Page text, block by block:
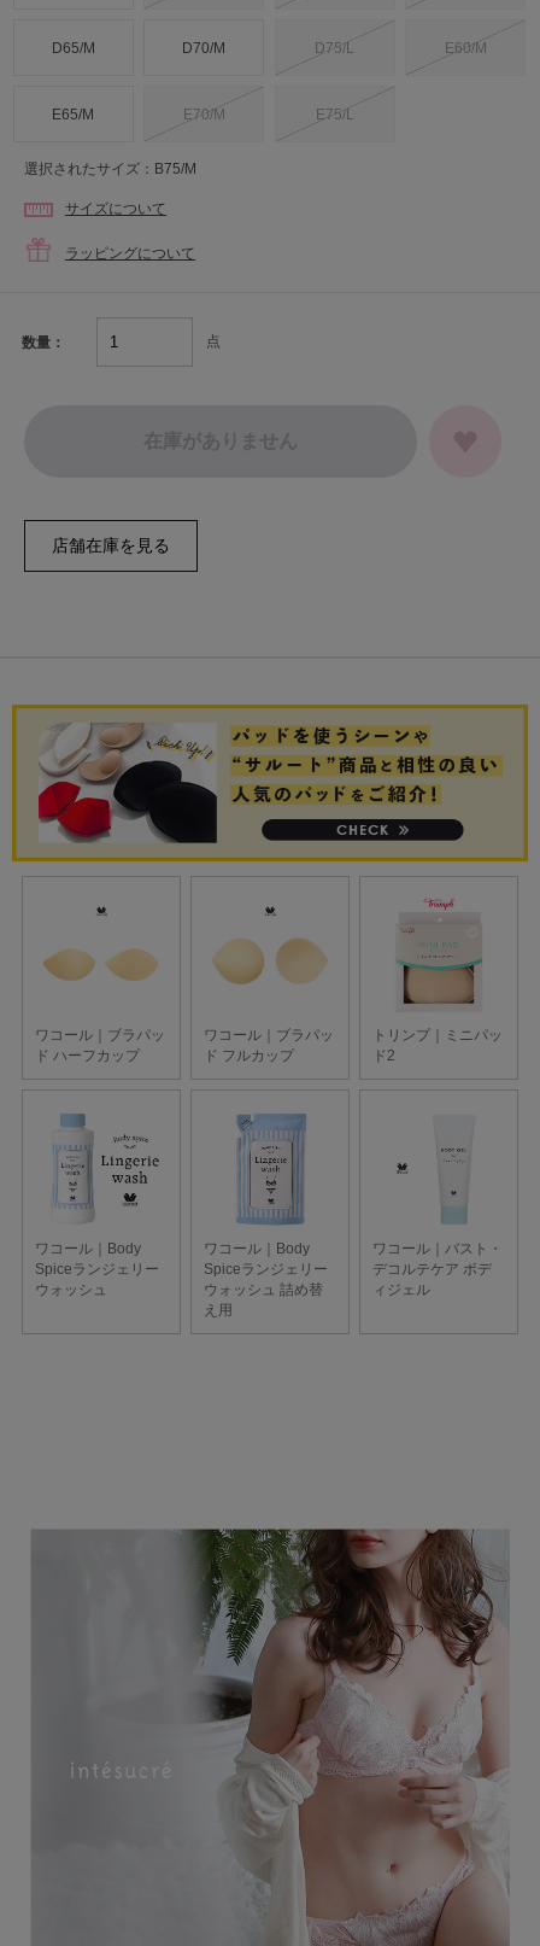
D65/M D70/M D75/L E60/M
E65/M E70/M E75/L
選択されたサイズ：B75/M
サイズについて
ラッピングについて
数量： 点
在庫がありません